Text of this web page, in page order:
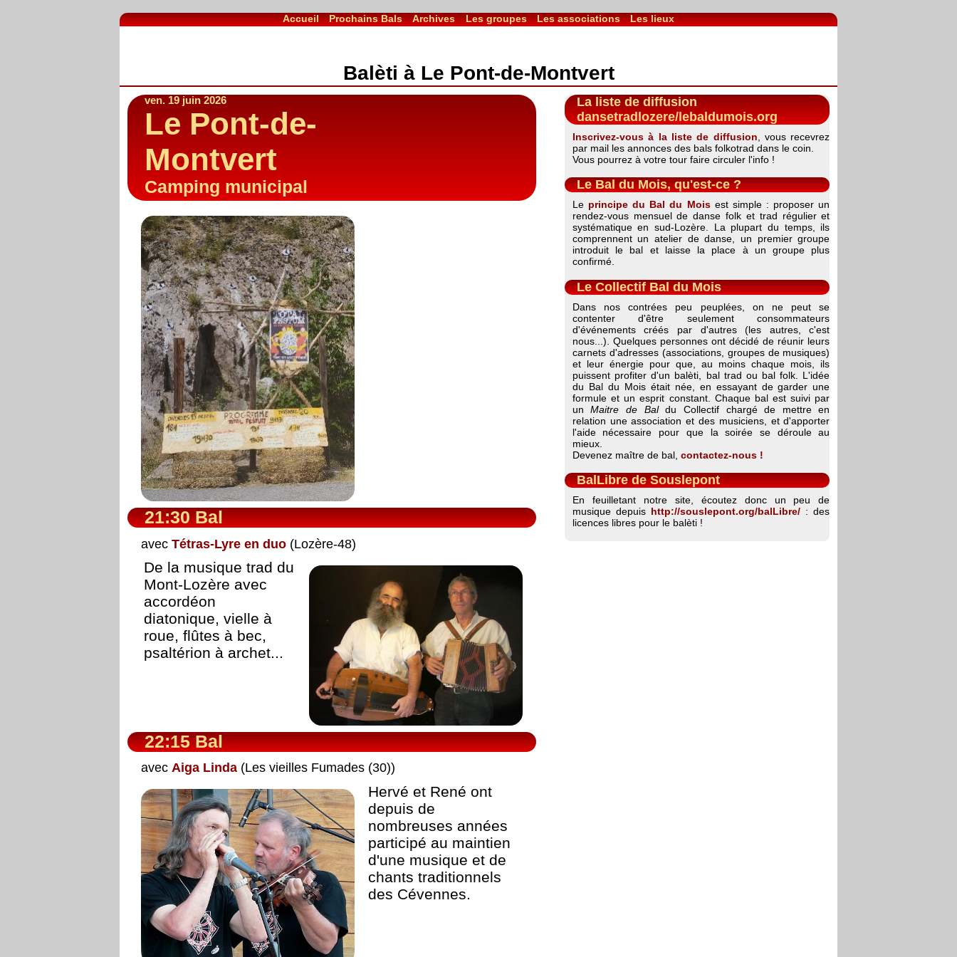
Accueil Prochains Bals Archives Les groupes Les associations Les lieux
Balèti à Le Pont-de-Montvert
ven. 19 juin 2026
Le Pont-de-
Montvert
Camping municipal
21:30 Bal
avec Tétras-Lyre en duo(Lozère-48)
De la musique trad du
Mont-Lozère avec
accordéon
diatonique, vielle à
roue, flûtes à bec,
psaltérion à archet...
22:15 Bal
avec Aiga Linda(Les vieilles Fumades (30))
Hervé et René ont
depuis de
nombreuses années
participé au maintien
d'une musique et de
chants traditionnels
des Cévennes.
La liste de diffusion
dansetradlozere/lebaldumois.org
Inscrivez-vous à la liste de diffusion , vous recevrez
par mail les annonces des bals folkotrad dans le coin.
Vous pourrez à votre tour faire circuler l'info !
Le Bal du Mois, qu'est-ce ?
Le principe du Bal du Moisest simple : proposer un
rendez-vous mensuel de danse folk et trad régulier et
systématique en sud-Lozère. La plupart du temps, ils
comprennent un atelier de danse, un premier groupe
introduit le bal et laisse la place à un groupe plus
confirmé.
Le Collectif Bal du Mois
Dans nos contrées peu peuplées, on ne peut se
contenter d'être seulement consommateurs
d'événements créés par d'autres (les autres, c'est
nous...). Quelques personnes ont décidé de réunir leurs
carnets d'adresses (associations, groupes de musiques)
et leur énergie pour que, au moins chaque mois, ils
puissent profiter d'un balèti, bal trad ou bal folk. L'idée
du Bal du Mois était née, en essayant de garder une
formule et un esprit constant. Chaque bal est suivi par
unMaitre de Baldu Collectif chargé de mettre en
relation une association et des musiciens, et d'apporter
l'aide nécessaire pour que la soirée se déroule au
mieux.
Devenez maître de bal, contactez-nous !
BalLibre de Souslepont
En feuilletant notre site, écoutez donc un peu de
musique depuis http://souslepont.org/balLibre/ : des
licences libres pour le balèti !